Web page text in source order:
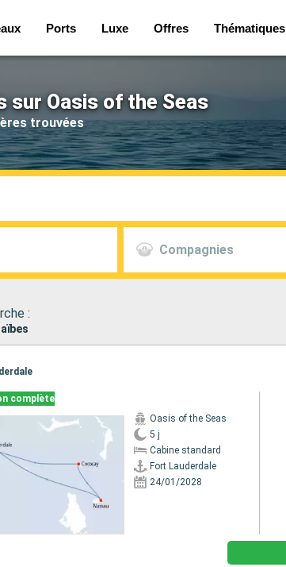
Ports Luxe Offres Thématiques
sur Oasis of the Seas
trouvées
Compagnies
:
complète
Oasis of the Seas
5 j
Cabine standard
Fort Lauderdale
24/01/2028